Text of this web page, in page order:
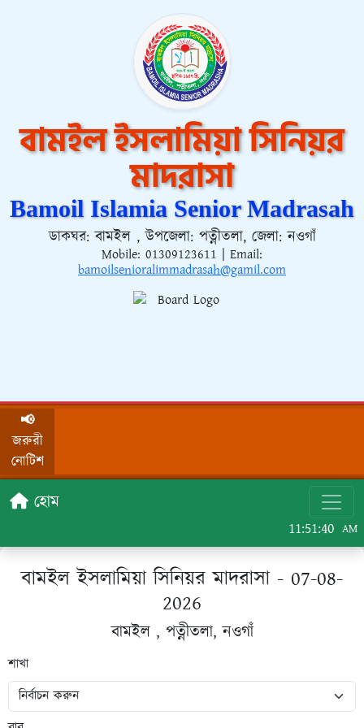
বামইল ইসলামিয়া সিনিয়র
মাদরাসা
Bamoil Islamia Senior Madrasah
ডাকঘর: বামইল , উপজেলা: পত্নীতলা, জেলা: নওগাঁ
Mobile: 01309123611 | Email:
bamoilsenioralimmadrasah@gamil.com
📢
জরুরী
নোটিশ
হোম
11:51:40 AM
বামইল ইসলামিয়া সিনিয়র মাদরাসা - 07-08-
2026
বামইল , পত্নীতলা, নওগাঁ
শাখা